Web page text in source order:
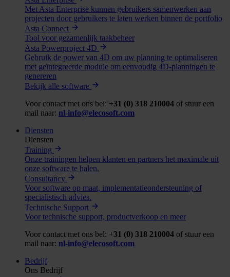
Met Asta Enterprise kunnen gebruikers samenwerken aan
projecten door gebruikers te laten werken binnen de portfolio
Asta Connect
Tool voor gezamenlijk taakbeheer
Asta Powerproject 4D
Gebruik de power van 4D om uw planning te optimaliseren
met geïntegreerde module om eenvoudig 4D-planningen te
genereren
Bekijk alle software
Voor contact met ons bel: +31 (0) 318 210004 of stuur een
mail naar: nl-info@elecosoft.com
Diensten
Diensten
Training
Onze trainingen helpen klanten en partners het maximale uit
onze software te halen.
Consultancy
Voor software op maat, implementatieondersteuning of
specialistisch advies.
Technische Support
Voor technische support, productverkoop en meer
Voor contact met ons bel: +31 (0) 318 210004 of stuur een
mail naar: nl-info@elecosoft.com
Bedrijf
Ons Bedrijf